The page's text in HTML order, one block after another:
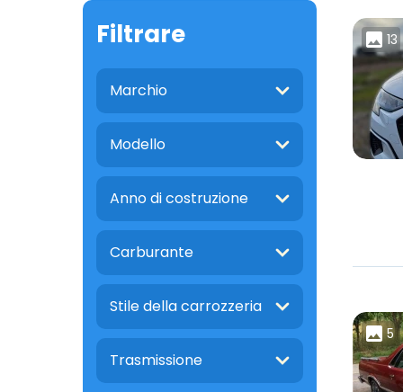
Filtrare
Marchio
Modello
Anno di costruzione
Carburante
Stile della carrozzeria
Trasmissione
13
5